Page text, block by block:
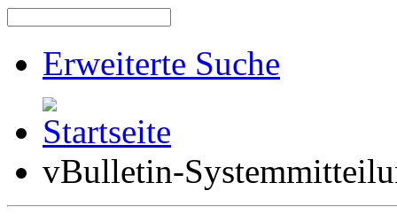
Erweiterte Suche
vBulletin-